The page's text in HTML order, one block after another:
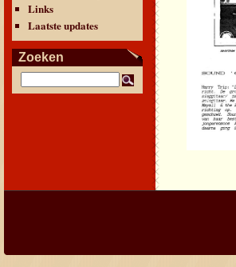
Links
Laatste updates
Zoeken